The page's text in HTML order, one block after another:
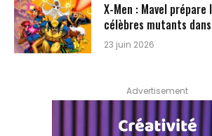
X-Men : Mavel prépare
célèbres mutants
23 juin 2026
Advertisement